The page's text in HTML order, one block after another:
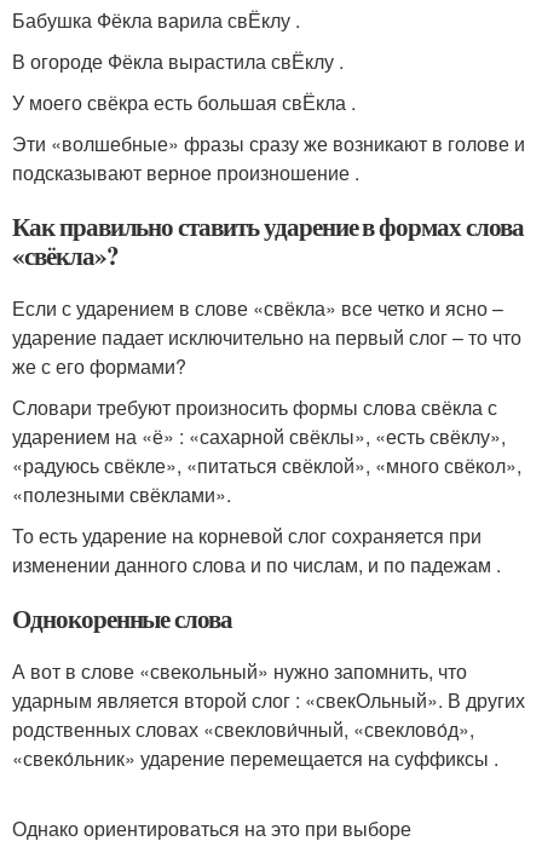
Бабушка Фёкла варила свЁклу .
В огороде Фёкла вырастила свЁклу .
У моего свёкра есть большая свЁкла .
Эти «волшебные» фразы сразу же возникают в голове и
подсказывают верное произношение .
Как правильно ставить ударение в формах слова
«свёкла»?
Если с ударением в слове «свёкла» все четко и ясно –
ударение падает исключительно на первый слог – то что
же с его формами?
Словари требуют произносить формы слова свёкла с
ударением на «ё» : «сахарной свёклы», «есть свёклу»,
«радуюсь свёкле», «питаться свёклой», «много свёкол»,
«полезными свёклами».
То есть ударение на корневой слог сохраняется при
изменении данного слова и по числам, и по падежам .
Однокоренные слова
А вот в слове «свекольный» нужно запомнить, что
ударным является второй слог : «свекОльный». В других
родственных словах «свеклови́чный, «свеклово́д»,
«свеко́льник» ударение перемещается на суффиксы .
Однако ориентироваться на это при выборе